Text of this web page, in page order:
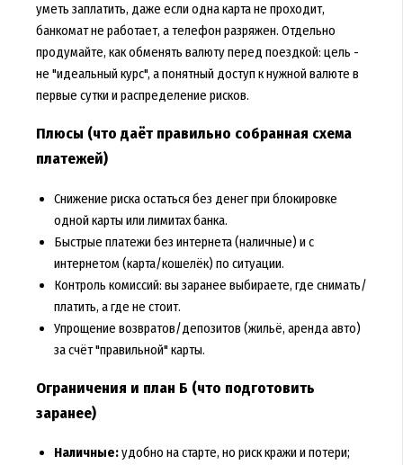
уметь заплатить, даже если одна карта не проходит,
банкомат не работает, а телефон разряжен. Отдельно
продумайте, как обменять валюту перед поездкой: цель -
не "идеальный курс", а понятный доступ к нужной валюте в
первые сутки и распределение рисков.
Плюсы (что даёт правильно собранная схема
платежей)
Снижение риска остаться без денег при блокировке
одной карты или лимитах банка.
Быстрые платежи без интернета (наличные) и с
интернетом (карта/кошелёк) по ситуации.
Контроль комиссий: вы заранее выбираете, где снимать/
платить, а где не стоит.
Упрощение возвратов/депозитов (жильё, аренда авто)
за счёт "правильной" карты.
Ограничения и план Б (что подготовить
заранее)
Наличные:удобно на старте, но риск кражи и потери;